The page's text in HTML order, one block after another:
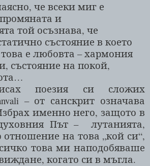
че всеки миг е
и
той осъзнава, че
състояние в което
е любовта – хармония
състояние на покой,
поезия си сложих
– от санскрит означава
именно него, защото в
Път –
лутанията,
на това „кой си“,
това ми наподобяваше
когато си в мъгла.